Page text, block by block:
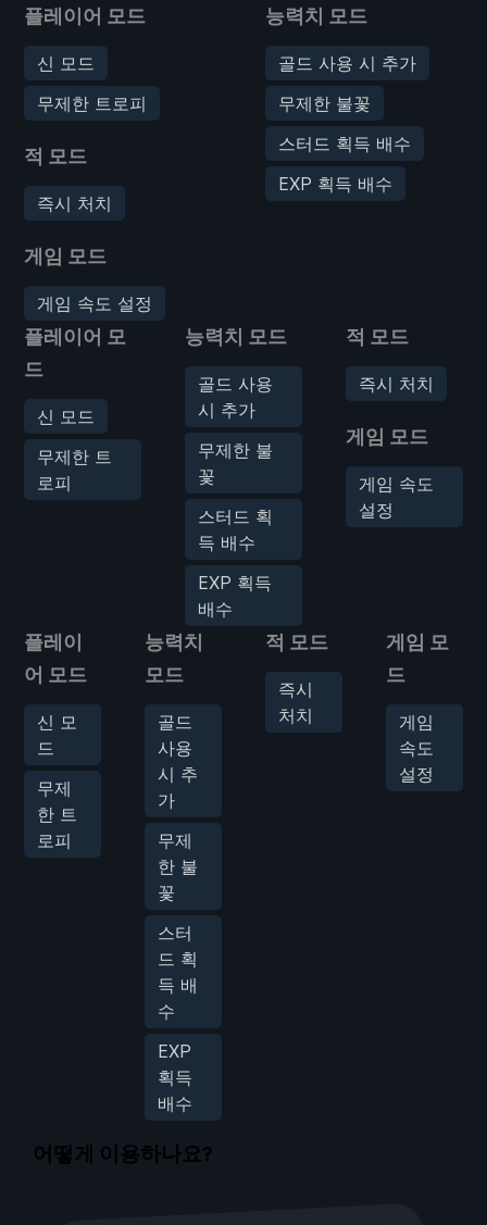
플레이어 모드
신 모드
무제한 트로피
적 모드
즉시 처치
게임 모드
게임 속도 설정
능력치 모드
골드 사용 시 추가
무제한 불꽃
스터드 획득 배수
EXP 획득 배수
플레이어 모
드
신 모드
무제한 트
로피
능력치 모드
골드 사용
시 추가
무제한 불
꽃
스터드 획
득 배수
EXP 획득
배수
적 모드
즉시 처치
게임 모드
게임 속도
설정
플레이
어 모드
신 모
드
무제
한 트
로피
능력치
모드
골드
사용
시 추
가
무제
한 불
꽃
스터
드 획
득 배
수
EXP
획득
배수
적 모드
즉시
처치
게임 모
드
게임
속도
설정
어떻게 이용하나요?